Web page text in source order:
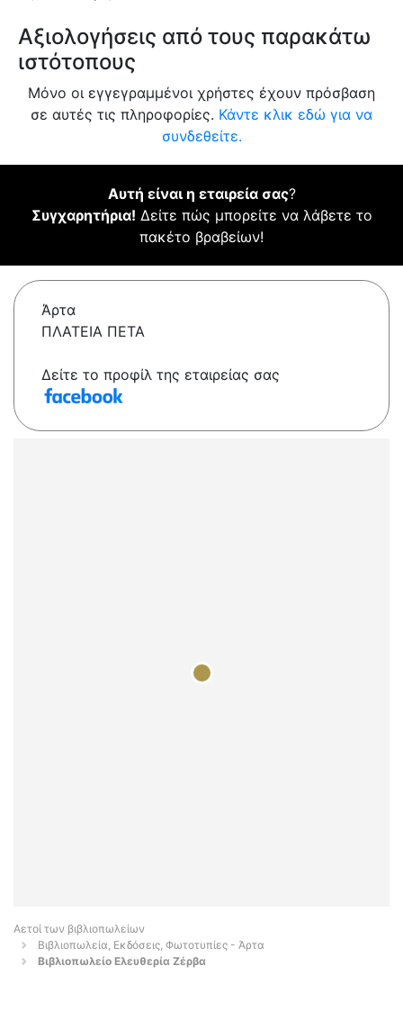
Αξιολογήσεις από τους παρακάτω
ιστότοπους
Μόνο οι εγγεγραμμένοι χρήστες έχουν πρόσβαση
σε αυτές τις πληροφορίες. Κάντε κλικ εδώ για να
συνδεθείτε.
Αυτή είναι η εταιρεία σας?
Συγχαρητήρια! Δείτε πώς μπορείτε να λάβετε το
πακέτο βραβείων!
Άρτα
ΠΛΑΤΕΙΑ ΠΕΤΑ
Δείτε το προφίλ της εταιρείας σας
Αετοί των βιβλιοπωλείων
Βιβλιοπωλεία, Εκδόσεις, Φωτοτυπίες - Άρτα
Βιβλιοπωλείο Ελευθερία Ζέρβα